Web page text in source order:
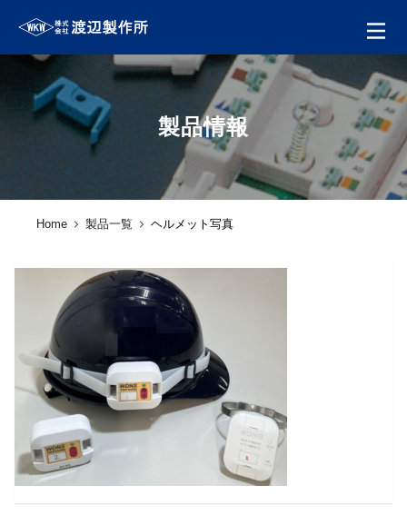
製品情報
Home 製品一覧 ヘルメット写真